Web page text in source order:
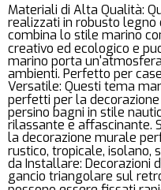
Materiali di Alta Qualità:
realizzati in robusto legno
combina lo stile marino
creativo ed ecologico e
marino porta
ambienti. Perfetto per
Versatile: Questi tema
perfetti per la
persino bagni in stile
rilassante e affascinante.
la decorazione murale
rustico, tropicale, isolano,
da Installare: Decorazioni
gancio triangolare sul